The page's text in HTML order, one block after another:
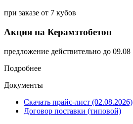
при заказе от 7 кубов
Акция на Керамзтобетон
предложение действительно до 09.08
Подробнее
Документы
Скачать прайс-лист (02.08.2026)
Договор поставки (типовой)